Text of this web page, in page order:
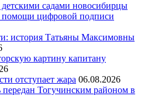
детскими садами новосибирцы
помощи цифровой подписи
история Татьяны Максимовны
картину капитану
отступает жара 06.08.2026
Тогучинским районом в